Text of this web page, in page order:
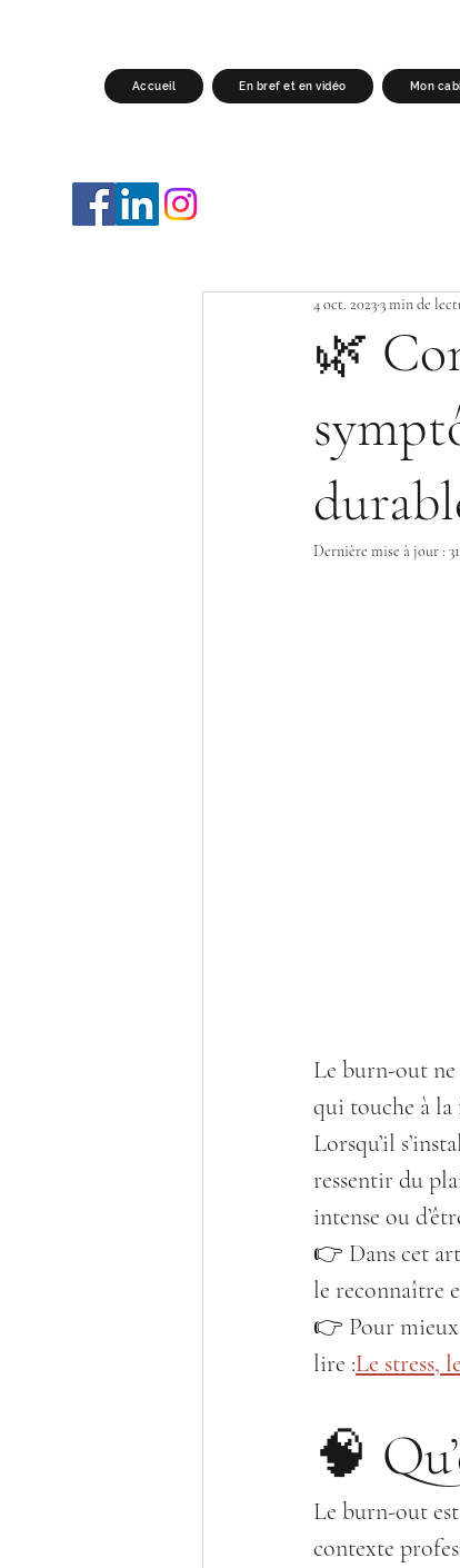
Accueil En bref et en vidéo Mon
🌿
4 oct. 20233 min de
Dernière mise à jour :
Le burn-out ne
qui touche à la
Lorsqu’il
ressentir du
intense ou
👉 Dans cet
le reconnaître
👉 Pour mieux
lire :Le stress,
🧠
Le burn-out
contexte